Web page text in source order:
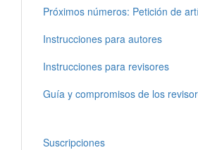
Próximos números: Petición de
Instrucciones para autores
Instrucciones para revisores
Guía y compromisos de los
Suscripciones